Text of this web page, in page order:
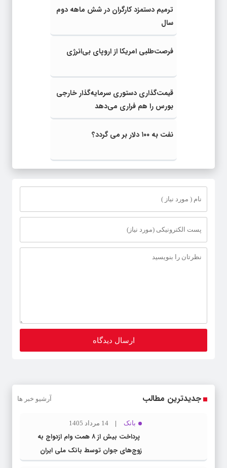
ترمیم دستمزد کارگران در شش ماهه دوم
سال
فرصت‌طلبی امریکا از اروپای بی‌انرژی
قیمت‌گذاری دستوری سرمایه‌گذار خارجی
بورس را هم فراری می‌دهد
نفت به ۱۰۰ دلار بر می گردد؟
جدیدترین مطالب آرشیو خبر ها
بانک 14 مرداد 1405
پرداخت بیش از ۸ همت وام ازدواج به
زوج‌های جوان توسط بانک ملی ایران